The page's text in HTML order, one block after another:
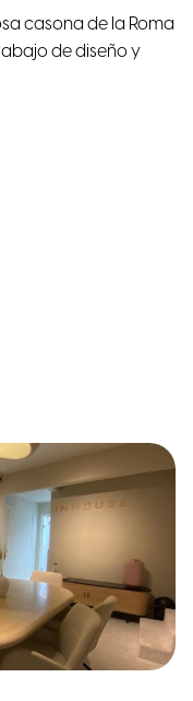
casona de la Roma
de diseño y